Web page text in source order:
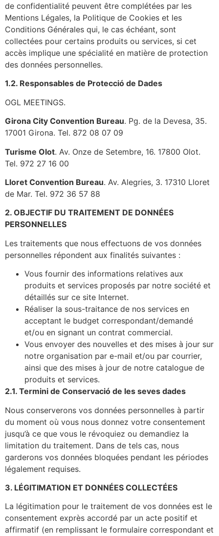
de confidentialité peuvent être complétées par les
Mentions Légales, la Politique de Cookies et les
Conditions Générales qui, le cas échéant, sont
collectées pour certains produits ou services, si cet
accès implique une spécialité en matière de protection
des données personnelles.
1.2. Responsables de Protecció de Dades
OGL MEETINGS.
Girona City Convention Bureau. Pg. de la Devesa, 35.
17001 Girona. Tel. 872 08 07 09
Turisme Olot. Av. Onze de Setembre, 16. 17800 Olot.
Tel. 972 27 16 00
Lloret Convention Bureau. Av. Alegries, 3. 17310 Lloret
de Mar. Tel. 972 36 57 88
2. OBJECTIF DU TRAITEMENT DE DONNÉES
PERSONNELLES
Les traitements que nous effectuons de vos données
personnelles répondent aux finalités suivantes :
Vous fournir des informations relatives aux
produits et services proposés par notre société et
détaillés sur ce site Internet.
Réaliser la sous-traitance de nos services en
acceptant le budget correspondant/demandé
et/ou en signant un contrat commercial.
Vous envoyer des nouvelles et des mises à jour sur
notre organisation par e-mail et/ou par courrier,
ainsi que des mises à jour de notre catalogue de
produits et services.
2.1. Termini de Conservació de les seves dades
Nous conserverons vos données personnelles à partir
du moment où vous nous donnez votre consentement
jusqu’à ce que vous le révoquiez ou demandiez la
limitation du traitement. Dans de tels cas, nous
garderons vos données bloquées pendant les périodes
légalement requises.
3. LÉGITIMATION ET DONNÉES COLLECTÉES
La légitimation pour le traitement de vos données est le
consentement exprès accordé par un acte positif et
affirmatif (en remplissant le formulaire correspondant et